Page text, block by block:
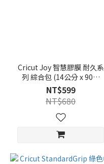
Cricut Joy 智慧膠膜 耐久系
列 綜合包 (14公分 x 90公
分，6入)
NT$599
NT$680